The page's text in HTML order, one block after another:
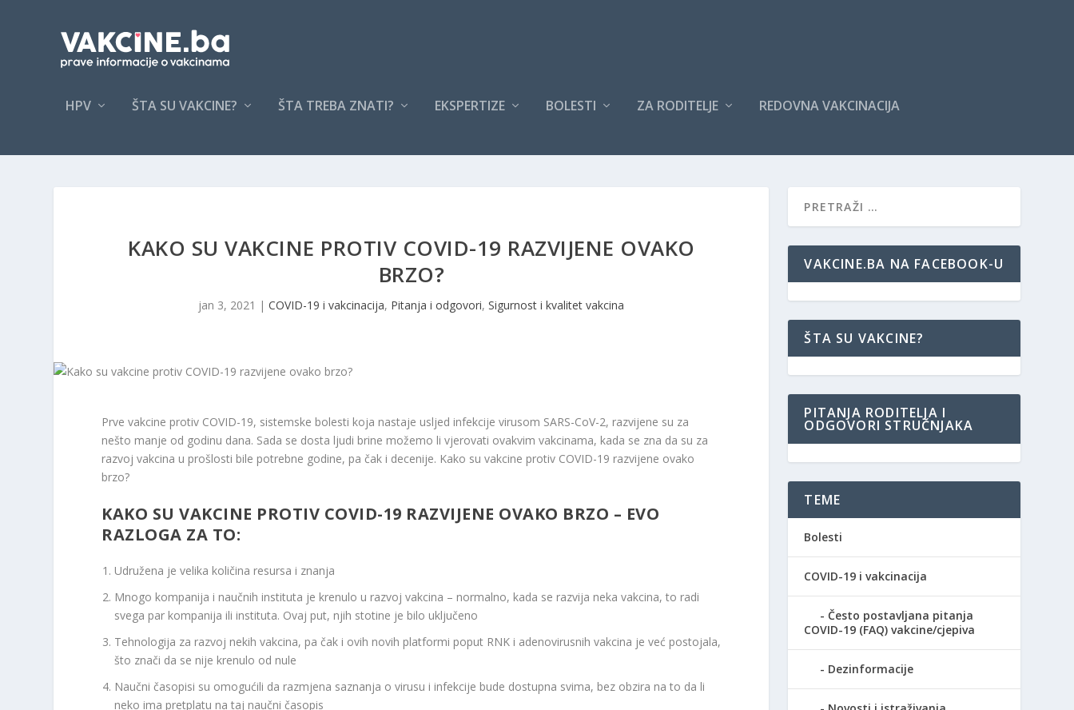
HPV ŠTA SU VAKCINE? ŠTA TREBA ZNATI? EKSPERTIZE BOLESTI ZA RODITELJE REDOVNA VAKCINACIJA
KAKO SU VAKCINE PROTIV COVID-19 RAZVIJENE OVAKO
BRZO?
jan 3, 2021 |COVID-19 i vakcinacija, Pitanja i odgovori,Sigurnost i kvalitet vakcina
Prve vakcine protiv COVID-19, sistemske bolesti koja nastaje usljed infekcije virusom SARS-CoV-2, razvijene su za
nešto manje od godinu dana. Sada se dosta ljudi brine možemo li vjerovati ovakvim vakcinama, kada se zna da su za
razvoj vakcina u prošlosti bile potrebne godine, pa čak i decenije. Kako su vakcine protiv COVID-19 razvijene ovako
brzo?
KAKO SU VAKCINE PROTIV COVID-19 RAZVIJENE OVAKO BRZO – EVO
RAZLOGA ZA TO:
Udružena je velika količina resursa i znanja
Mnogo kompanija i naučnih instituta je krenulo u razvoj vakcina – normalno, kada se razvija neka vakcina, to radi
svega par kompanija ili instituta. Ovaj put, njih stotine je bilo uključeno
Tehnologija za razvoj nekih vakcina, pa čak i ovih novih platformi poput RNK i adenovirusnih vakcina je već postojala,
što znači da se nije krenulo od nule
Naučni časopisi su omogućili da razmjena saznanja o virusu i infekcije bude dostupna svima, bez obzira na to da li
neko ima pretplatu na taj naučni časopis
VAKCINE.BA NA FACEBOOK-U
ŠTA SU VAKCINE?
PITANJA RODITELJA I
ODGOVORI STRUČNJAKA
TEME
Bolesti
COVID-19 i vakcinacija
Često postavljana pitanja
COVID-19 (FAQ) vakcine/cjepiva
Dezinformacije